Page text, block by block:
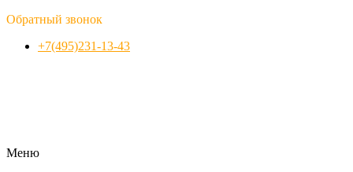
Обратный звонок
+7(495)231-13-43
Меню